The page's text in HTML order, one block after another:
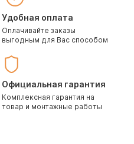
Удобная оплата
Оплачивайте заказы
выгодным для Вас способом
Официальная гарантия
Комплексная гарантия на
товар и монтажные работы